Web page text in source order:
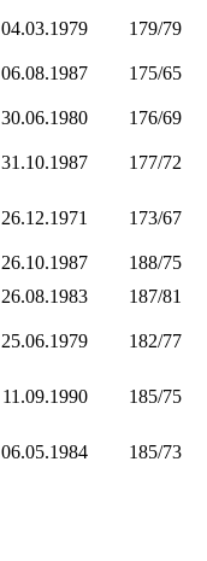
04.03.1979 179/79
06.08.1987 175/65
30.06.1980 176/69
31.10.1987 177/72
26.12.1971 173/67
26.10.1987
188/75
26.08.1983 187/81
25.06.1979 182/77
11.09.1990 185/75
06.05.1984 185/73